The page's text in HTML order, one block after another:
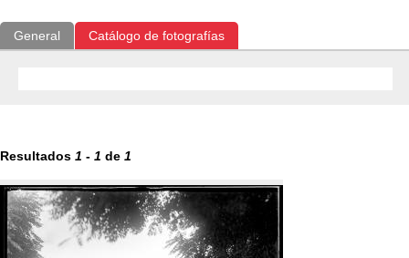
General Catálogo de fotografías
Resultados 1 - 1 de 1